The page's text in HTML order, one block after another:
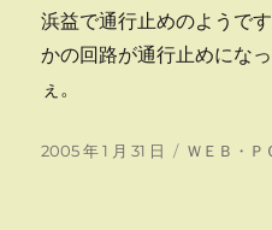
浜益で通行止めのようで
かの回路が通行止めにな
ぇ。
投
2005 年 1 月 31 日
カ
ＷＥＢ・Ｐ